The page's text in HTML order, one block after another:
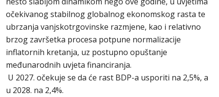
očekivanog stabilnog globalnog ekonomskog rasta te
ubrzanja vanjskotrgovinske razmjene, kao i relativno
brzog završetka procesa potpune normalizacije
inflatornih kretanja, uz postupno opuštanje
međunarodnih uvjeta financiranja.
U 2027. očekuje se da će rast BDP-a usporiti na 2,5%, a
u 2028. na 2,4%.